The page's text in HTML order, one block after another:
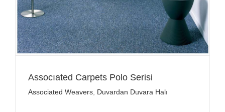
Assocıated Carpets Polo Serisi
Associated Weavers, Duvardan Duvara Halı